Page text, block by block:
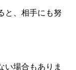
と、相手にも努
い場合もありま